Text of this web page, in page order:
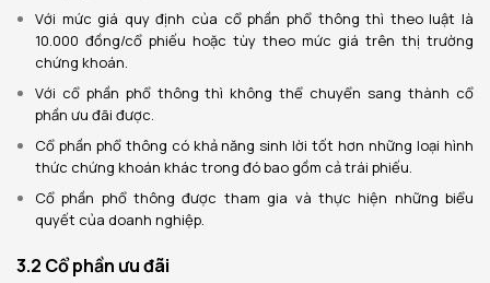
Với mức giá quy định của cổ phần phổ thông thì theo luật là
10.000 đồng/cổ phiếu hoặc tùy theo mức giá trên thị trường
chứng khoán.
Với cổ phần phổ thông thì không thể chuyển sang thành cổ
phần ưu đãi được.
Cổ phần phổ thông có khả năng sinh lời tốt hơn những loại hình
thức chứng khoán khác trong đó bao gồm cả trái phiếu.
Cổ phần phổ thông được tham gia và thực hiện những biểu
quyết của doanh nghiệp.
3.2 Cổ phần ưu đãi